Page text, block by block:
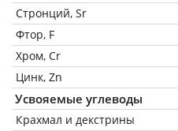
Стронций, Sr
Фтор, F
Хром, Cr
Цинк, Zn
Усвояемые углеводы
Крахмал и декстрины